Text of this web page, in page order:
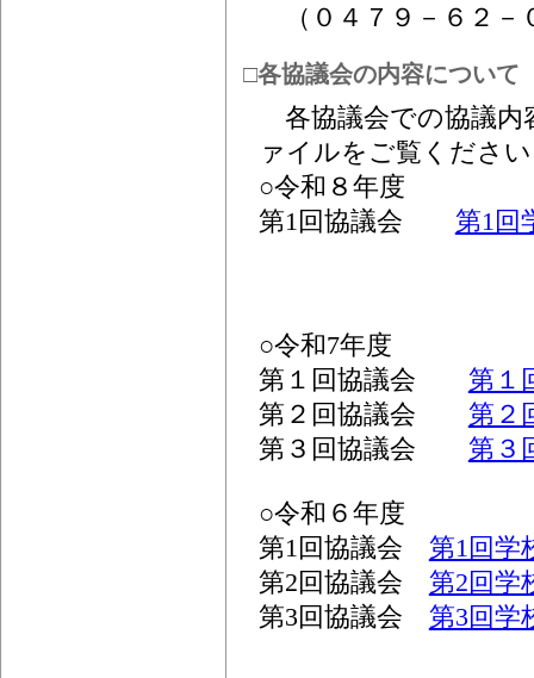
（０４７９－６２－
□各協議会の内容について
各協議会での協議内
ァイルをご覧くださ
○令和８年度
第1回協議会 第1回
○令和7年度
第１回協議会 第１
第２回協議会 第２
第３回協議会 第３
○令和６年度
第1回協議会 第1回学
第2回協議会 第2回学
第3回協議会 第3回学